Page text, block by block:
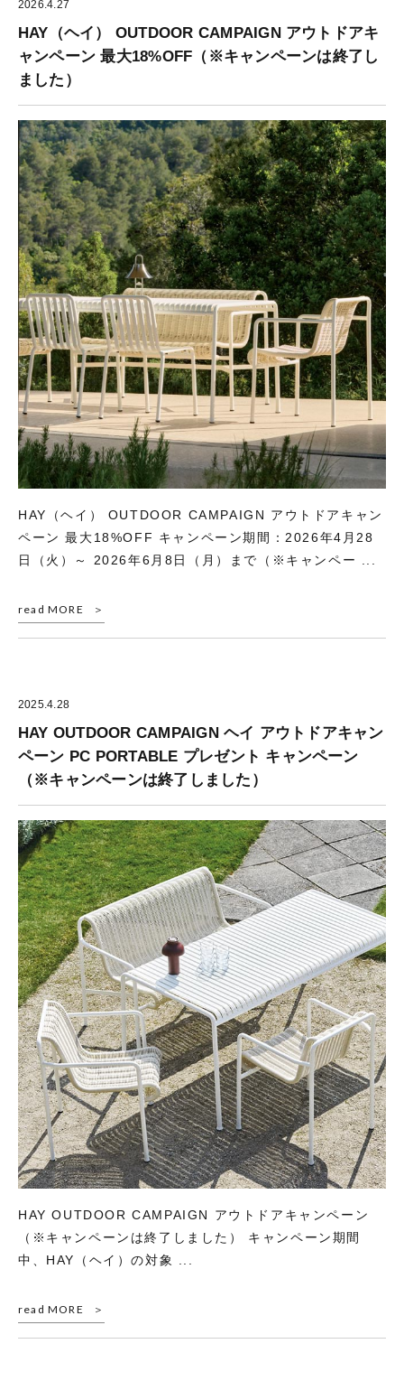
2026.4.27
HAY（ヘイ） OUTDOOR CAMPAIGN アウトドアキ
ャンペーン 最大18%OFF（※キャンペーンは終了し
ました）
HAY（ヘイ） OUTDOOR CAMPAIGN アウトドアキャン
ペーン 最大18%OFF キャンペーン期間：2026年4月28
日（火）～ 2026年6月8日（月）まで（※キャンペー ...
read MORE
2025.4.28
HAY OUTDOOR CAMPAIGN ヘイ アウトドアキャン
ペーン PC PORTABLE プレゼント キャンペーン
（※キャンペーンは終了しました）
HAY OUTDOOR CAMPAIGN アウトドアキャンペーン
（※キャンペーンは終了しました） キャンペーン期間
中、HAY（ヘイ）の対象 ...
read MORE